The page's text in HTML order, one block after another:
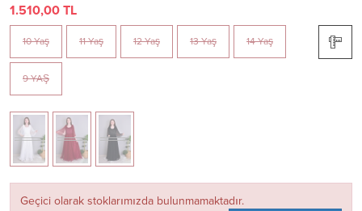
1.510,00 TL
10 Yaş 11 Yaş 12 Yaş 13 Yaş 14 Yaş
9 YAŞ
Geçici olarak stoklarımızda bulunmamaktadır.